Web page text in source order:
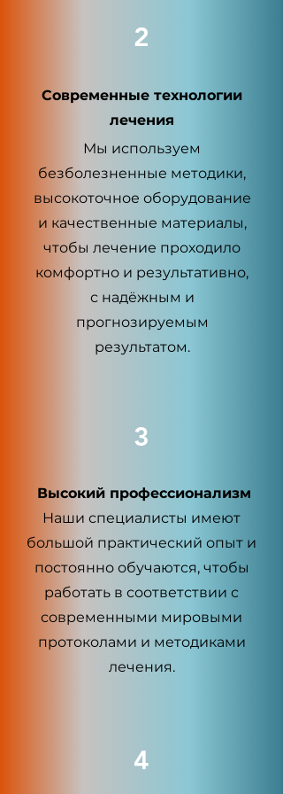
2
Современные технологии
лечения
Мы используем
безболезненные методики,
высокоточное оборудование
и качественные материалы,
чтобы лечение проходило
комфортно и результативно,
с надёжным и
прогнозируемым
результатом.
3
Высокий профессионализм
Наши специалисты имеют
большой практический опыт и
постоянно обучаются, чтобы
работать в соответствии с
современными мировыми
протоколами и методиками
лечения.
4